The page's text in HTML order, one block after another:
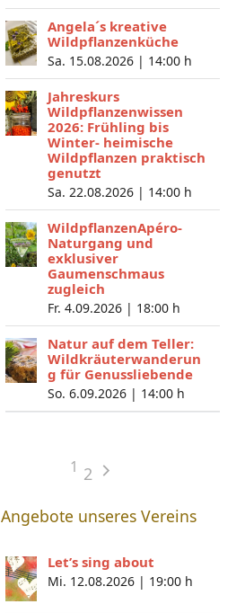
Angela´s kreative
Wildpflanzenküche
Sa. 15.08.2026 | 14:00 h
Jahreskurs
Wildpflanzenwissen
2026: Frühling bis
Winter- heimische
Wildpflanzen praktisch
genutzt
Sa. 22.08.2026 | 14:00 h
WildpflanzenApéro-
Naturgang und
exklusiver
Gaumenschmaus
zugleich
Fr. 4.09.2026 | 18:00 h
Natur auf dem Teller:
Wildkräuterwanderun
g für Genussliebende
So. 6.09.2026 | 14:00 h
1 2
Angebote unseres Vereins
Let’s sing about
Mi. 12.08.2026 | 19:00 h